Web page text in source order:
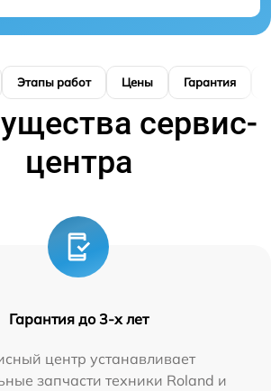
Этапы работ Цены Гарантия
сервис-
центра
Гарантия до 3-х лет
центр устанавливает
запчасти техники Roland и